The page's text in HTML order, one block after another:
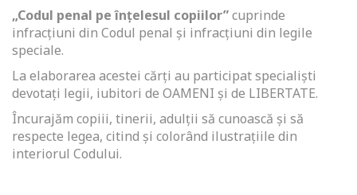
„Codul penal pe înțelesul copiilor”cuprinde
infracțiuni din Codul penal și infracțiuni din legile
speciale.
La elaborarea acestei cărți au participat specialiști
devotați legii, iubitori de OAMENI și de LIBERTATE.
Încurajăm copiii, tinerii, adulții să cunoască și să
respecte legea, citind și colorând ilustrațiile din
interiorul Codului.